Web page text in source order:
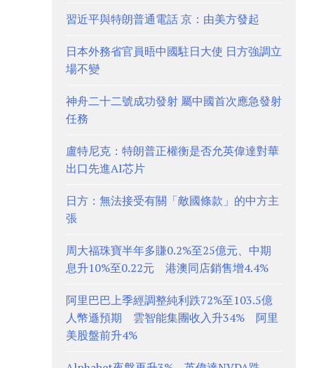
習近平與特朗普通電話 京：由美方發起
日本外務省官員晤中國駐日大使 日方強調立
場不變
神舟二十二號成功發射 屬中國首次應急發射
任務
盧特尼克：特朗普正權衡是否允英偉達對華
出口先進AI芯片
日方：無法接受有關「敵國條款」的中方主
張
周大福珠寶半年多賺0.2%至25億元、中期
息升10%至0.22元 港澳同店銷售增4.4%
阿里巴巴上季經調整純利跌72%至103.5億
人幣遜預期 雲智能集團收入升34% 阿里
美股盤前升4%